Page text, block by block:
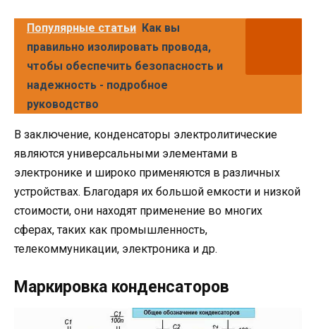
Популярные статьи Как вы
правильно изолировать провода,
чтобы обеспечить безопасность и
надежность - подробное
руководство
В заключение, конденсаторы электролитические
являются универсальными элементами в
электронике и широко применяются в различных
устройствах. Благодаря их большой емкости и низкой
стоимости, они находят применение во многих
сферах, таких как промышленность,
телекоммуникации, электроника и др.
Маркировка конденсаторов